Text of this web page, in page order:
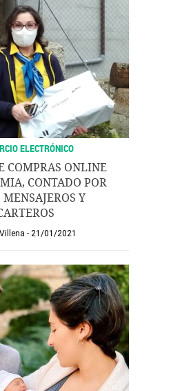
ELECTRÓNICO
COMPRAS ONLINE
CONTADO POR
MENSAJEROS Y
21/01/2021